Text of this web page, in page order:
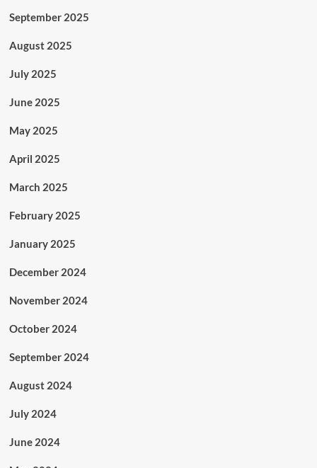
September 2025
August 2025
July 2025
June 2025
May 2025
April 2025
March 2025
February 2025
January 2025
December 2024
November 2024
October 2024
September 2024
August 2024
July 2024
June 2024